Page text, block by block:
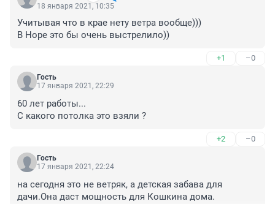
18 января 2021, 10:35
Учитывая что в крае нету ветра вообще)))
В Норе это бы очень выстрелило))
+1 –0
Гость
17 января 2021, 22:29
60 лет работы...
С какого потолка это взяли ?
+2 –0
Гость
17 января 2021, 22:24
на сегодня это не ветряк, а детская забава для
дачи.Она даст мощность для Кошкина дома.